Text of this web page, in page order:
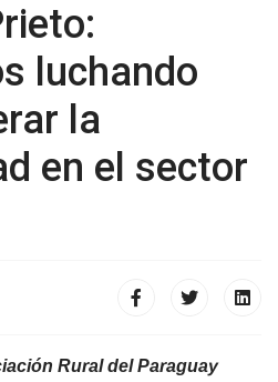
luchando
la
en el sector
Rural del Paraguay